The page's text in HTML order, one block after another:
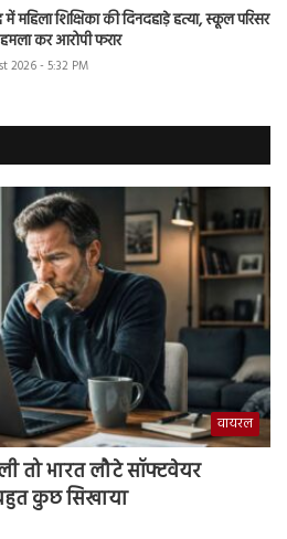
में महिला शिक्षिका की दिनदहाड़े हत्या, स्कूल परिसर
कर आरोपी फरार
2026 - 5:32 PM
वायरल
तो भारत लौटे सॉफ्टवेयर
कुछ सिखाया